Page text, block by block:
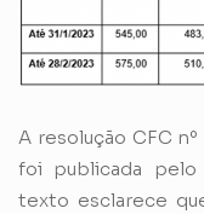
A resolução CFC
foi publicada pelo
texto esclarece